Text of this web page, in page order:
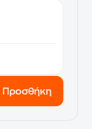
Προσθήκη